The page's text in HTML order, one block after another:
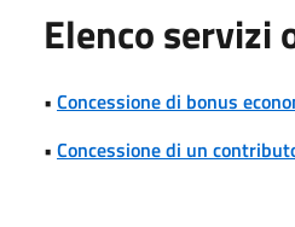
Elenco servizi
• Concessione di bonus
• Concessione di un